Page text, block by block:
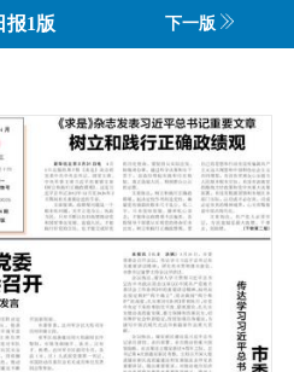
报1版 下一版